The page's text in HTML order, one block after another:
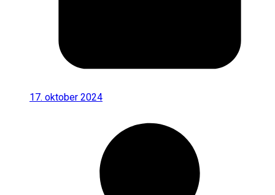
17. oktober 2024